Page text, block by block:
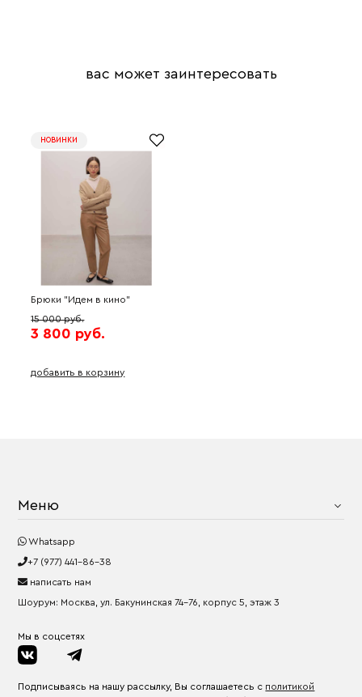
вас может заинтересовать
НОВИНКИ
Брюки "Идем в кино"
(песочный) 1J3012
15 000 руб.
3 800 руб.
добавить в корзину
Меню
Whatsapp
+7 (977) 441-86-38
написать нам
Шоурум: Москва, ул. Бакунинская 74-76, корпус 5, этаж 3
Мы в соцсетях
Подписываясь на нашу рассылку, Вы соглашаетесь с политикой